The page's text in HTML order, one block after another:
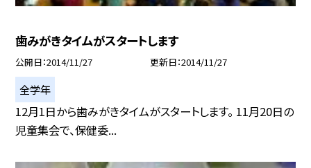
歯みがきタイムがスタートします
公開日 2014/11/27 更新日 2014/11/27
全学年
12月1日から歯みがきタイムがスタートします。 11月20日の
児童集会で、保健委...